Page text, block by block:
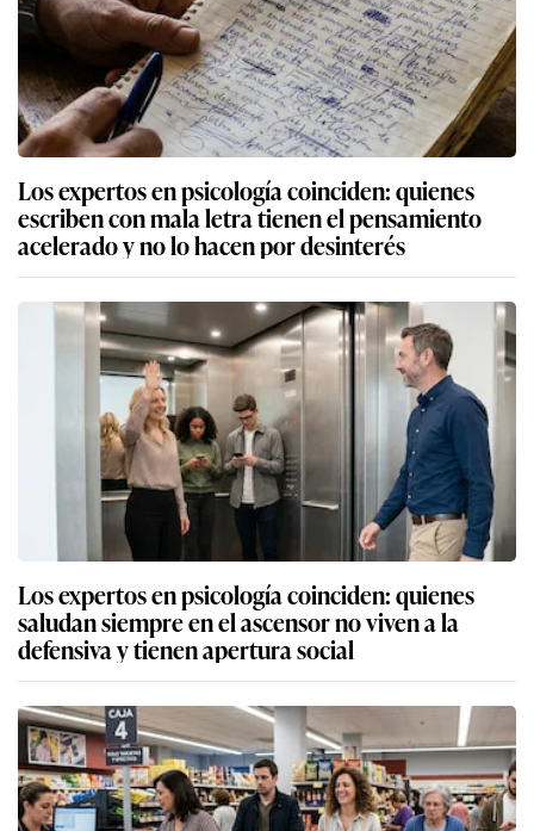
Los expertos en psicología coinciden: quienes
escriben con mala letra tienen el pensamiento
acelerado y no lo hacen por desinterés
Los expertos en psicología coinciden: quienes
saludan siempre en el ascensor no viven a la
defensiva y tienen apertura social